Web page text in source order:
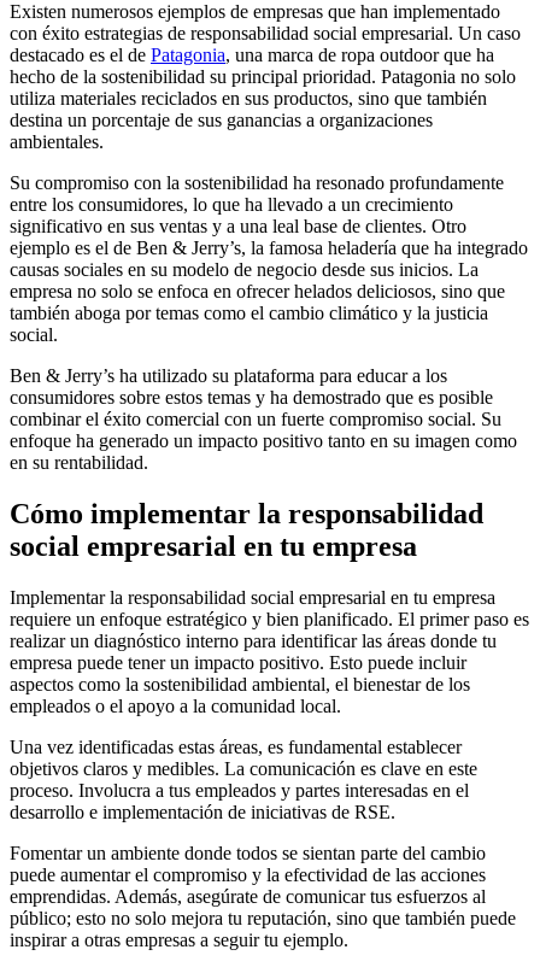
Existen numerosos ejemplos de empresas que han implementado
con éxito estrategias de responsabilidad social empresarial. Un caso
destacado es el de Patagonia, una marca de ropa outdoor que ha
hecho de la sostenibilidad su principal prioridad. Patagonia no solo
utiliza materiales reciclados en sus productos, sino que también
destina un porcentaje de sus ganancias a organizaciones
ambientales.
Su compromiso con la sostenibilidad ha resonado profundamente
entre los consumidores, lo que ha llevado a un crecimiento
significativo en sus ventas y a una leal base de clientes. Otro
ejemplo es el de Ben & Jerry’s, la famosa heladería que ha integrado
causas sociales en su modelo de negocio desde sus inicios. La
empresa no solo se enfoca en ofrecer helados deliciosos, sino que
también aboga por temas como el cambio climático y la justicia
social.
Ben & Jerry’s ha utilizado su plataforma para educar a los
consumidores sobre estos temas y ha demostrado que es posible
combinar el éxito comercial con un fuerte compromiso social. Su
enfoque ha generado un impacto positivo tanto en su imagen como
en su rentabilidad.
Cómo implementar la responsabilidad
social empresarial en tu empresa
Implementar la responsabilidad social empresarial en tu empresa
requiere un enfoque estratégico y bien planificado. El primer paso es
realizar un diagnóstico interno para identificar las áreas donde tu
empresa puede tener un impacto positivo. Esto puede incluir
aspectos como la sostenibilidad ambiental, el bienestar de los
empleados o el apoyo a la comunidad local.
Una vez identificadas estas áreas, es fundamental establecer
objetivos claros y medibles. La comunicación es clave en este
proceso. Involucra a tus empleados y partes interesadas en el
desarrollo e implementación de iniciativas de RSE.
Fomentar un ambiente donde todos se sientan parte del cambio
puede aumentar el compromiso y la efectividad de las acciones
emprendidas. Además, asegúrate de comunicar tus esfuerzos al
público; esto no solo mejora tu reputación, sino que también puede
inspirar a otras empresas a seguir tu ejemplo.